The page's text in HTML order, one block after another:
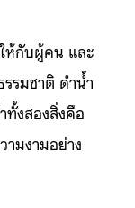
ห้กับผู้คน และ
รมชาติ ดำน้ำ
ทั้งสองสิ่งคือ
ามงามอย่าง